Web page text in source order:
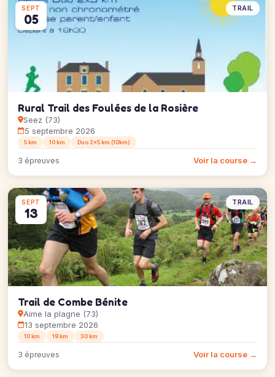
SEPT
05
TRAIL
Rural Trail des Foulées de la Rosière
Seez (73)
5 septembre 2026
5 km 10 km Duo 2x5 km (10km)
3 épreuves Voir la course →
SEPT
13
TRAIL
Trail de Combe Bénite
Aime la plagne (73)
13 septembre 2026
10 km 19 km 30 km
3 épreuves Voir la course →